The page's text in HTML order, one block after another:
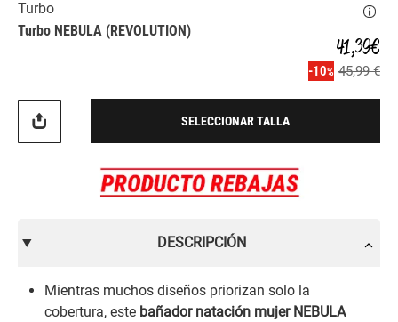
Turbo
Turbo NEBULA (REVOLUTION)
41,39 €
45,99 €
-10%
SELECCIONAR TALLA
DESCRIPCIÓN
Mientras muchos diseños priorizan solo la
cobertura, este bañador natación mujer NEBULA